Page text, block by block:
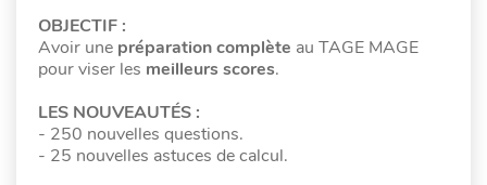
OBJECTIF :
Avoir une préparation complète au TAGE MAGE
pour viser les meilleurs scores.
LES NOUVEAUTÉS :
- 250 nouvelles questions.
- 25 nouvelles astuces de calcul.